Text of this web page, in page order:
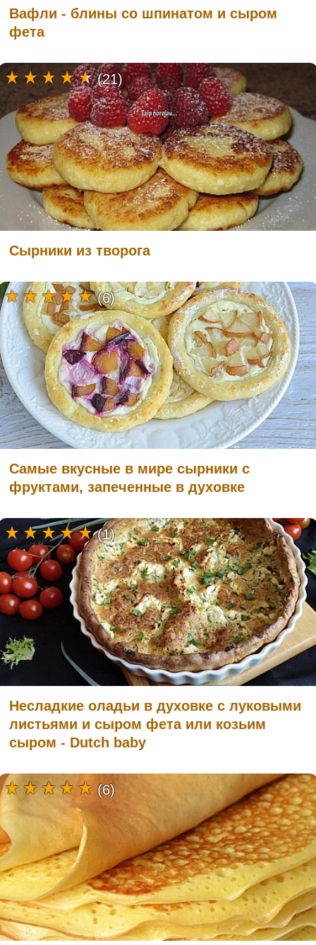
Вафли - блины со шпинатом и сыром
фета
Сырники из творога
(21)
Самые вкусные в мире сырники с
фруктами, запеченные в духовке
(6)
Несладкие оладьи в духовке с луковыми
листьями и сыром фета или козьим
сыром - Dutch baby
(1)
(6)